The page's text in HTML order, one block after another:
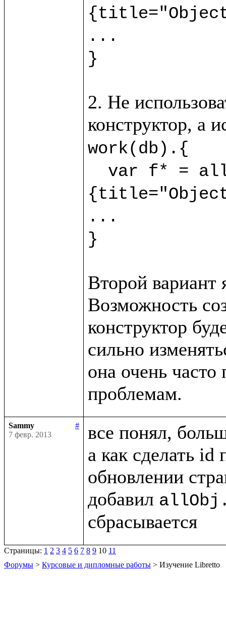
...
}
2. Не
конструктор, а
work(db).{
...
}
Второй вариант
Возможность
конструктор
сильно
она очень
Sammy
#
7 февр. 2013
все понял,
а как сделать
обновлении
добавил
Страницы: 1 2 3 4 5 6 7 8 9 10 11
Форумы > Курсовые и дипломные работы > Изучение Libretto